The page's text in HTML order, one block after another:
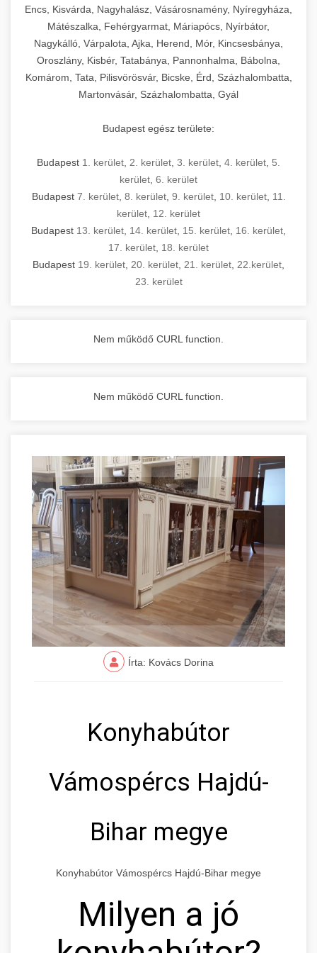
Encs, Kisvárda, Nagyhalász, Vásárosnamény, Nyíregyháza,
Mátészalka, Fehérgyarmat, Máriapócs, Nyírbátor,
Nagykálló, Várpalota, Ajka, Herend, Mór, Kincsesbánya,
Oroszlány, Kisbér, Tatabánya, Pannonhalma, Bábolna,
Komárom, Tata, Pilisvörösvár, Bicske, Érd, Százhalombatta,
Martonvásár, Százhalombatta, Gyál
Budapest egész területe:
Budapest 1. kerület 2. kerület 3. kerület 4. kerület 5.
kerület 6. kerület
Budapest 7. kerület, 8. kerület, 9. kerület, 10. kerület, 11.
kerület 12. kerület
Budapest 13. kerület 14. kerület 15. kerület 16. kerület
17. kerület 18. kerület
Budapest 19. kerület 20. kerület 21. kerület 22.kerület
23. kerület
Nem működő CURL function.
Nem működő CURL function.
Írta: Kovács Dorina
Konyhabútor
Vámospércs Hajdú-
Bihar megye
Konyhabútor Vámospércs Hajdú-Bihar megye
Milyen a jó